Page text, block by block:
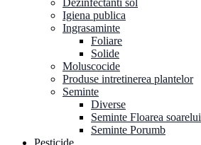
Igiena publica
Ingrasaminte
Foliare
Solide
Moluscocide
Produse intretinerea plantelor
Seminte
Diverse
Seminte Floarea soarelui
Seminte Porumb
Pesticide